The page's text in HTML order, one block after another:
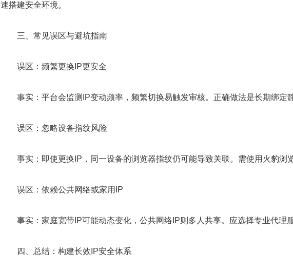
速搭建安全环境。
三、常见误区与避坑指南
误区：频繁更换IP更安全
事实：平台会监测IP变动频率，频繁切换易触发审核。正确做法是长期绑定静
误区：忽略设备指纹风险
事实：即使更换IP，同一设备的浏览器指纹仍可能导致关联。需使用火豹浏
误区：依赖公共网络或家用IP
事实：家庭宽带IP可能动态变化，公共网络IP则多人共享。应选择专业代理服
四、总结：构建长效IP安全体系